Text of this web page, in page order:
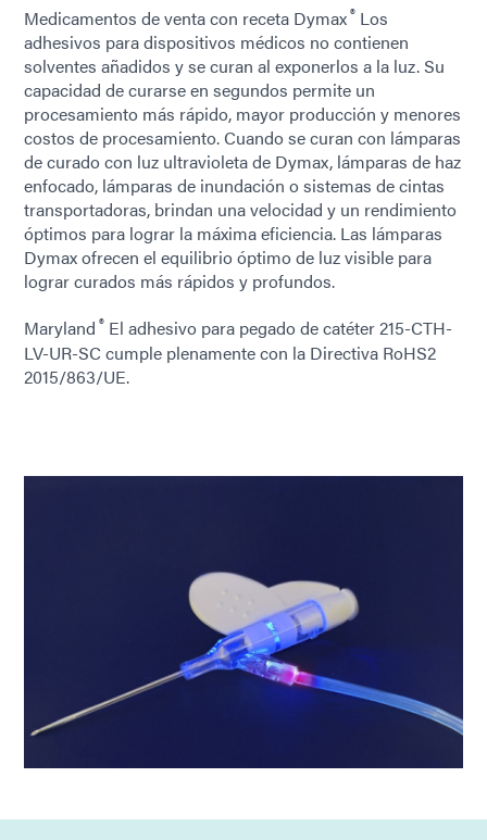
Medicamentos de venta con receta Dymax® Los
adhesivos para dispositivos médicos no contienen
solventes añadidos y se curan al exponerlos a la luz. Su
capacidad de curarse en segundos permite un
procesamiento más rápido, mayor producción y menores
costos de procesamiento. Cuando se curan con lámparas
de curado con luz ultravioleta de Dymax, lámparas de haz
enfocado, lámparas de inundación o sistemas de cintas
transportadoras, brindan una velocidad y un rendimiento
óptimos para lograr la máxima eficiencia. Las lámparas
Dymax ofrecen el equilibrio óptimo de luz visible para
lograr curados más rápidos y profundos.
Maryland ® El adhesivo para pegado de catéter 215-CTH-
LV-UR-SC cumple plenamente con la Directiva RoHS2
2015/863/UE.